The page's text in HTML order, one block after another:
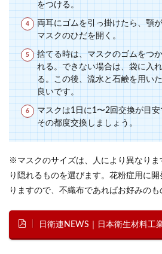
をつける。
両耳にゴムを引っ掛けたら、顎
マスクのひだを開く。
捨てる時は、マスクのゴムをつ
れる。できない場合は、袋に入
る。この後、流水と石鹸を用い
良いです。
マスクは1日に1〜2回交換が目
その都度交換しましょう。
※マスクのサイズは、人により異なり
り隠れるものを選びます。花粉症用に
りますので、不織布であればお好みのも
日衛連NEWS｜日本衛生材料工